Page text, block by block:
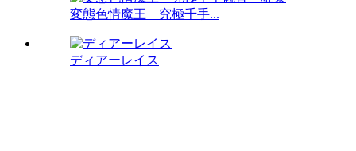
変態色情魔王 究極千手...
ディアーレイス